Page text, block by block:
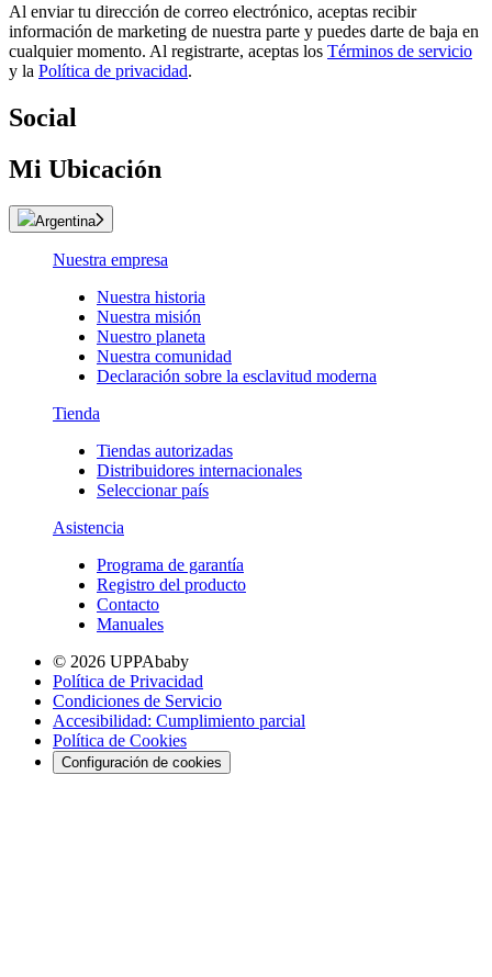
Al enviar tu dirección de correo electrónico, aceptas recibir
información de marketing de nuestra parte y puedes darte de baja en
cualquier momento. Al registrarte, aceptas los Términos de servicio
y la Política de privacidad.
Social
Mi Ubicación
Argentina
Nuestra empresa
Nuestra historia
Nuestra misión
Nuestro planeta
Nuestra comunidad
Declaración sobre la esclavitud moderna
Tienda
Tiendas autorizadas
Distribuidores internacionales
Seleccionar país
Asistencia
Programa de garantía
Registro del producto
Contacto
Manuales
© 2026 UPPAbaby
Política de Privacidad
Condiciones de Servicio
Accesibilidad: Cumplimiento parcial
Política de Cookies
Configuración de cookies